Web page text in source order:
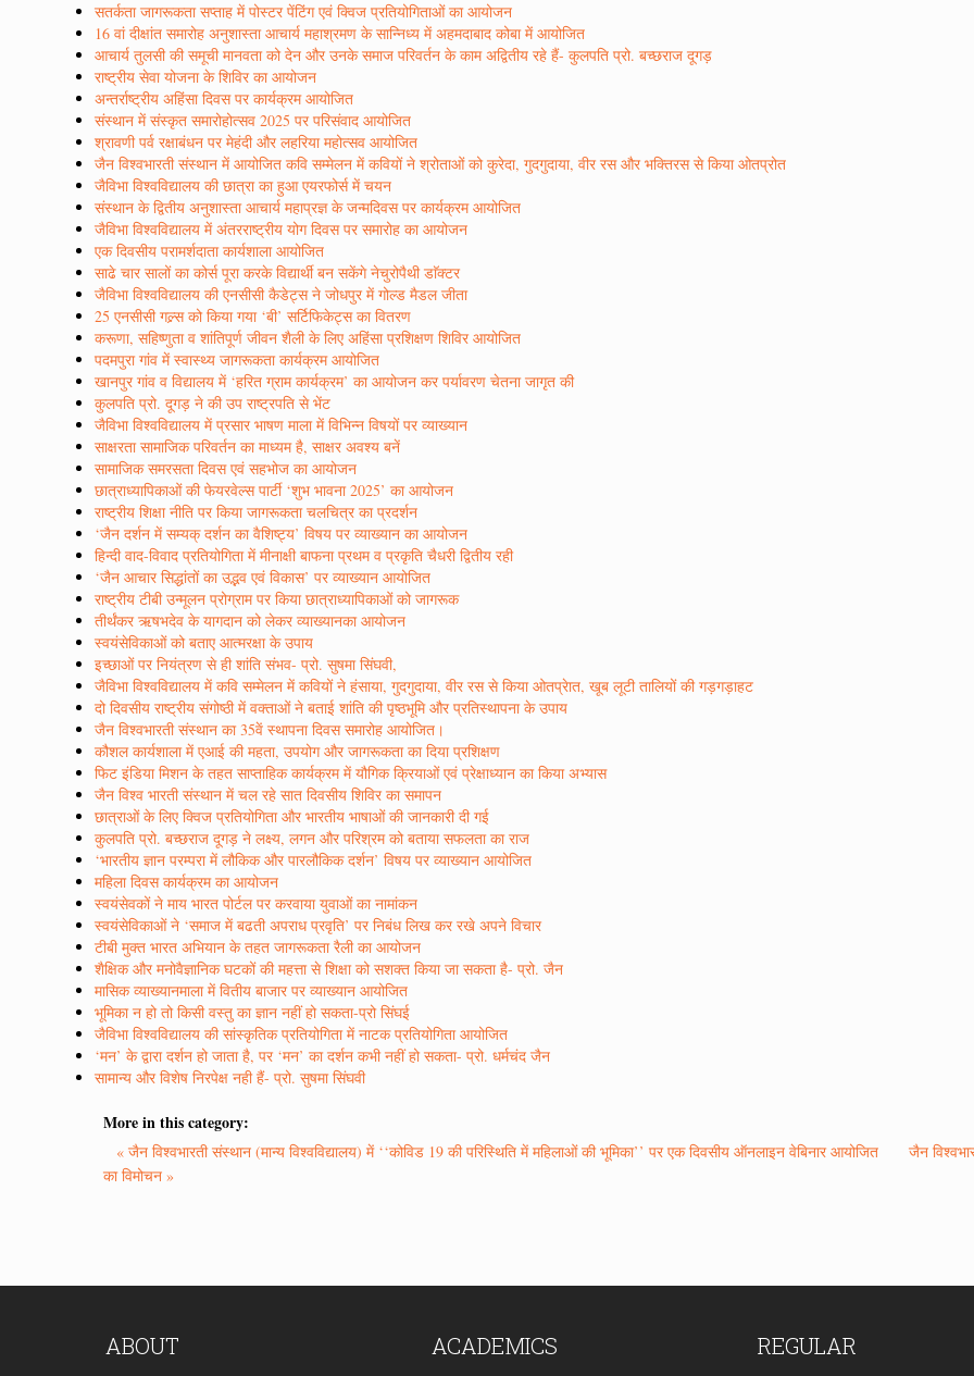
सतर्कता जागरूकता सप्ताह में पोस्टर पेंटिंग एवं क्विज प्रतियोगिताओं का आयोजन
16 वां दीक्षांत समारोह अनुशास्ता आचार्य महाश्रमण के सान्निध्य में अहमदाबाद कोबा में आयोजित
आचार्य तुलसी की समूची मानवता को देन और उनके समाज परिवर्तन के काम अद्वितीय रहे हैं- कुलपति प्रो. बच्छराज दूगड़
राष्ट्रीय सेवा योजना के शिविर का आयोजन
अन्तर्राष्ट्रीय अहिंसा दिवस पर कार्यक्रम आयोजित
संस्थान में संस्कृत समारोहोत्सव 2025 पर परिसंवाद आयोजित
श्रावणी पर्व रक्षाबंधन पर मेहंदी और लहरिया महोत्सव आयोजित
जैन विश्वभारती संस्थान में आयोजित कवि सम्मेलन में कवियों ने श्रोताओं को कुरेदा, गुदगुदाया, वीर रस और भक्तिरस से किया ओतप्रोत
जैविभा विश्वविद्यालय की छात्रा का हुआ एयरफोर्स में चयन
संस्थान के द्वितीय अनुशास्ता आचार्य महाप्रज्ञ के जन्मदिवस पर कार्यक्रम आयोजित
जैविभा विश्वविद्यालय में अंतरराष्ट्रीय योग दिवस पर समारोह का आयोजन
एक दिवसीय परामर्शदाता कार्यशाला आयोजित
साढे चार सालों का कोर्स पूरा करके विद्यार्थी बन सकेंगे नेचुरोपैथी डाॅक्टर
जैविभा विश्वविद्यालय की एनसीसी कैडेट्स ने जोधपुर में गोल्ड मैडल जीता
25 एनसीसी गल्र्स को किया गया ‘बी’ सर्टिफिकेट्स का वितरण
करूणा, सहिष्णुता व शांतिपूर्ण जीवन शैली के लिए अहिंसा प्रशिक्षण शिविर आयोजित
पदमपुरा गांव में स्वास्थ्य जागरूकता कार्यक्रम आयोजित
खानपुर गांव व विद्यालय में ‘हरित ग्राम कार्यक्रम’ का आयोजन कर पर्यावरण चेतना जागृत की
कुलपति प्रो. दूगड़ ने की उप राष्ट्रपति से भेंट
जैविभा विश्वविद्यालय में प्रसार भाषण माला में विभिन्न विषयों पर व्याख्यान
साक्षरता सामाजिक परिवर्तन का माध्यम है, साक्षर अवश्य बनें
सामाजिक समरसता दिवस एवं सहभोज का आयोजन
छात्राध्यापिकाओं की फेयरवेल्स पार्टी ‘शुभ भावना 2025’ का आयोजन
राष्ट्रीय शिक्षा नीति पर किया जागरूकता चलचित्र का प्रदर्शन
‘जैन दर्शन में सम्यक् दर्शन का वैशिष्ट्य’ विषय पर व्याख्यान का आयोजन
हिन्दी वाद-विवाद प्रतियोगिता में मीनाक्षी बाफना प्रथम व प्रकृति चैधरी द्वितीय रही
‘जैन आचार सिद्धांतों का उद्भव एवं विकास’ पर व्याख्यान आयोजित
राष्ट्रीय टीबी उन्मूलन प्रोग्राम पर किया छात्राध्यापिकाओं को जागरूक
तीर्थंकर ऋषभदेव के यागदान को लेकर व्याख्यानका आयोजन
स्वयंसेविकाओं को बताए आत्मरक्षा के उपाय
इच्छाओं पर नियंत्रण से ही शांति संभव- प्रो. सुषमा सिंघवी,
जैविभा विश्वविद्यालय में कवि सम्मेलन में कवियों ने हंसाया, गुदगुदाया, वीर रस से किया ओतप्रेात, खूब लूटी तालियों की गड़गड़ाहट
दो दिवसीय राष्ट्रीय संगोष्ठी में वक्ताओं ने बताई शांति की पृष्ठभूमि और प्रतिस्थापना के उपाय
जैन विश्वभारती संस्थान का 35वें स्थापना दिवस समारोह आयोजित।
कौशल कार्यशाला में एआई की महता, उपयोग और जागरूकता का दिया प्रशिक्षण
फिट इंडिया मिशन के तहत साप्ताहिक कार्यक्रम में यौगिक क्रियाओं एवं प्रेक्षाध्यान का किया अभ्यास
जैन विश्व भारती संस्थान में चल रहे सात दिवसीय शिविर का समापन
छात्राओं के लिए क्विज प्रतियोगिता और भारतीय भाषाओं की जानकारी दी गई
कुलपति प्रो. बच्छराज दूगड़ ने लक्ष्य, लगन और परिश्रम को बताया सफलता का राज
‘भारतीय ज्ञान परम्परा में लौकिक और पारलौकिक दर्शन’ विषय पर व्याख्यान आयोजित
महिला दिवस कार्यक्रम का आयोजन
स्वयंसेवकों ने माय भारत पोर्टल पर करवाया युवाओं का नामांकन
स्वयंसेविकाओं ने ‘समाज में बढती अपराध प्रवृति’ पर निबंध लिख कर रखे अपने विचार
टीबी मुक्त भारत अभियान के तहत जागरूकता रैली का आयोजन
शैक्षिक और मनोवैज्ञानिक घटकों की महत्ता से शिक्षा को सशक्त किया जा सकता है- प्रो. जैन
मासिक व्याख्यानमाला में वितीय बाजार पर व्याख्यान आयोजित
भूमिका न हो तो किसी वस्तु का ज्ञान नहीं हो सकता-प्रो सिंघई
जैविभा विश्वविद्यालय की सांस्कृतिक प्रतियोगिता में नाटक प्रतियोगिता आयोजित
‘मन’ के द्वारा दर्शन हो जाता है, पर ‘मन’ का दर्शन कभी नहीं हो सकता- प्रो. धर्मचंद जैन
सामान्य और विशेष निरपेक्ष नही हैं- प्रो. सुषमा सिंघवी
More in this category:
« जैन विश्वभारती संस्थान (मान्य विश्वविद्यालय) में ‘‘कोविड 19 की परिस्थिति में महिलाओं की भूमिका’’ पर एक दिवसीय ऑनलाइन वेबिनार आयोजित
जैन
का विमोचन »
ABOUT ACADEMICS REGULAR